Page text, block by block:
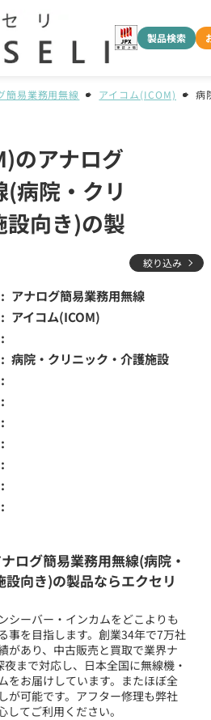
製品検索
簡易業務用無線 アイコム(ICOM) 病
のアナログ
病院・クリ
設向き)の製
絞り込み
アナログ簡易業務用無線
アイコム(ICOM)
病院・クリニック・介護施設
ログ簡易業務用無線(病院・
向き)の製品ならエクセリ
シーバー・インカムをどこよりも
事を目指します。創業34年で7万社
があり、中古販売と買取で業界ナ
まで対応し、日本全国に無線機・
をお届けしています。またほぼ全
が可能です。アフター修理も弊社
てご利用ください。